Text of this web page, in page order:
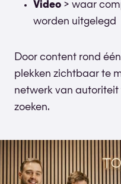
Video > waar
worden uitgelegd
Door content rond
plekken zichtbaar te
netwerk van
zoeken.